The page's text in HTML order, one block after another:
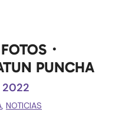
・
PUNCHA
2022
, NOTICIAS